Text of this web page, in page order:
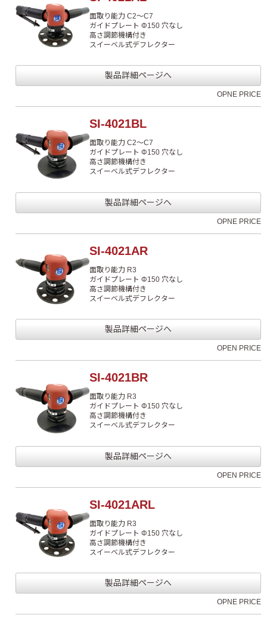
面取り能力 C2～C7
ガイドプレート Φ150 穴なし
高さ調節機構付き
スイーベル式デフレクター
製品詳細ページへ
OPNE PRICE
SI-4021BL
面取り能力 C2～C7
ガイドプレート Φ150 穴なし
高さ調節機構付き
スイーベル式デフレクター
製品詳細ページへ
OPNE PRICE
SI-4021AR
面取り能力 R3
ガイドプレート Φ150 穴なし
高さ調節機構付き
スイーベル式デフレクター
製品詳細ページへ
OPEN PRICE
SI-4021BR
面取り能力 R3
ガイドプレート Φ150 穴なし
高さ調節機構付き
スイーベル式デフレクター
製品詳細ページへ
OPEN PRICE
SI-4021ARL
面取り能力 R3
ガイドプレート Φ150 穴なし
高さ調節機構付き
スイーベル式デフレクター
製品詳細ページへ
OPNE PRICE